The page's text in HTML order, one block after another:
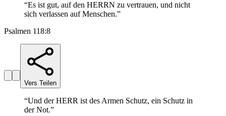
“Es ist gut, auf den HERRN zu vertrauen, und nicht
sich verlassen auf Menschen.”
Psalmen 118:8
Vers Teilen
“Und der HERR ist des Armen Schutz, ein Schutz in
der Not.”